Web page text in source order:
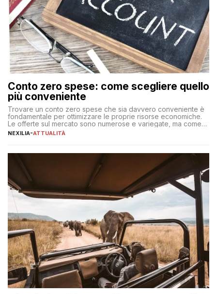
Conto zero spese: come scegliere quello
più conveniente
Trovare un conto zero spese che sia davvero conveniente è
fondamentale per ottimizzare le proprie risorse economiche.
Le offerte sul mercato sono numerose e variegate, ma come
individuare quella più adatta alle proprie esigenze senza
sul […]
NEXILIA-ATTUALITÀ